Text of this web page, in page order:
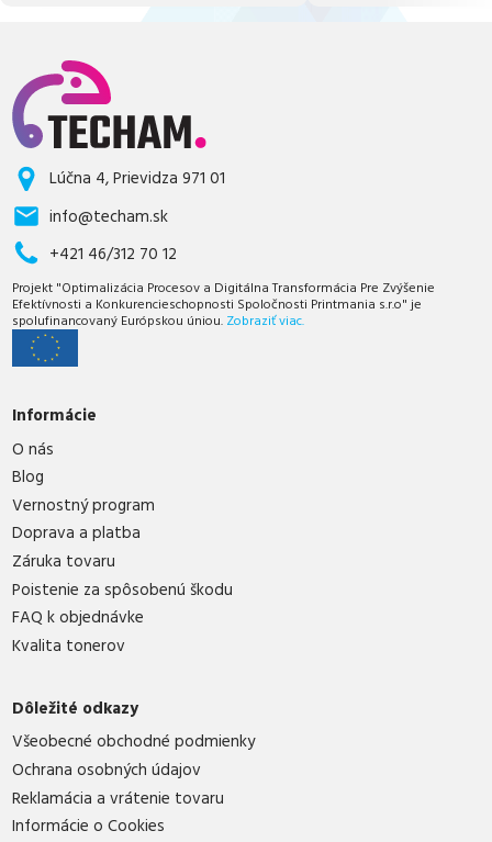
Lúčna 4, Prievidza 971 01
info@techam.sk
+421 46/312 70 12
Projekt "Optimalizácia Procesov a Digitálna Transformácia Pre Zvýšenie
Efektívnosti a Konkurencieschopnosti Spoločnosti Printmania s.r.o" je
spolufinancovaný Európskou úniou. Zobraziť viac.
Informácie
O nás
Blog
Vernostný program
Doprava a platba
Záruka tovaru
Poistenie za spôsobenú škodu
FAQ k objednávke
Kvalita tonerov
Dôležité odkazy
Všeobecné obchodné podmienky
Ochrana osobných údajov
Reklamácia a vrátenie tovaru
Informácie o Cookies